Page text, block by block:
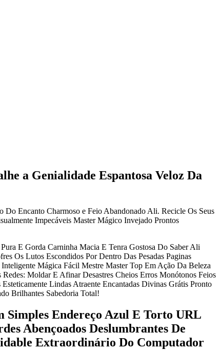
a Genialidade Espantosa Veloz Da
Encanto Charmoso e Feio Abandonado Ali. Recicle Os Seus
Impecáveis Master Mágico Invejado Prontos
E Gorda Carninha Macia E Tenra Gostosa Do Saber Ali
Os Lutos Escondidos Por Dentro Das Pesadas Paginas
Mágica Fácil Mestre Master Top Em Ação Da Beleza
Moldar E Afinar Desastres Cheios Erros Monótonos Feios
Lindas Atraente Encantadas Divinas Grátis Pronto
Brilhantes Sabedoria Total!
Simples Endereço Azul E Torto URL
Abençoados Deslumbrantes De
Extraordinário Do Computador